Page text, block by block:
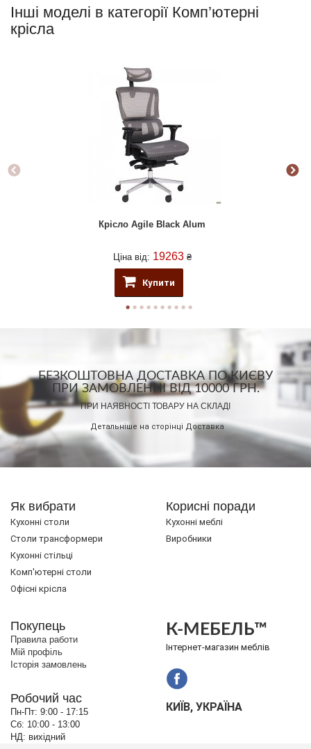
Інші моделі в категорії Комп’ютерні
крісла
Крісло Agile Black Alum
Ціна від: 19263 ₴
Купити
БЕЗКОШТОВНА ДОСТАВКА ПО КИЄВУ
ПРИ ЗАМОВЛЕННІ ВІД 10000 ГРН.
ПРИ НАЯВНОСТІ ТОВАРУ НА СКЛАДІ
Детальніше на сторінці Доставка
Як вибрати
Кухонні столи
Cтоли трансформери
Кухонні стільці
Комп'ютерні столи
Офісні крісла
Корисні поради
Кухонні меблі
Виробники
Покупець
Правила работи
Мій профіль
Історія замовлень
Робочий час
Пн-Пт: 9:00 - 17:15
Сб: 10:00 - 13:00
НД: вихідний
К-МЕБЕЛЬ™
Інтернет-магазин меблів
КИЇВ, УКРАЇНА